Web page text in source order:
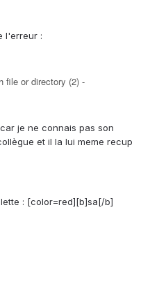
l'erreur :
file or directory (2) -
je ne connais pas son
et il la lui meme recup
: [color=red][b]sa[/b]